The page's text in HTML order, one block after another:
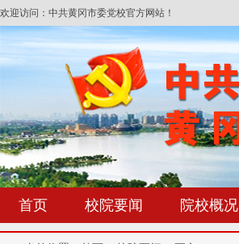
欢迎访问：中共黄冈市委党校官方网站！
首页 校院要闻 院校概况